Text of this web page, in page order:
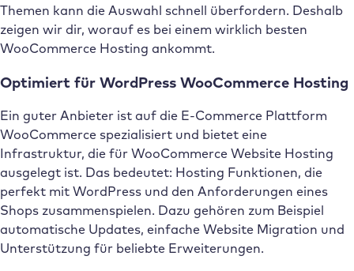
Themen kann die Auswahl schnell überfordern. Deshalb
zeigen wir dir, worauf es bei einem wirklich besten
WooCommerce Hosting ankommt.
Optimiert für WordPress WooCommerce Hosting
Ein guter Anbieter ist auf die E-Commerce Plattform
WooCommerce spezialisiert und bietet eine
Infrastruktur, die für WooCommerce Website Hosting
ausgelegt ist. Das bedeutet: Hosting Funktionen, die
perfekt mit WordPress und den Anforderungen eines
Shops zusammenspielen. Dazu gehören zum Beispiel
automatische Updates, einfache Website Migration und
Unterstützung für beliebte Erweiterungen.